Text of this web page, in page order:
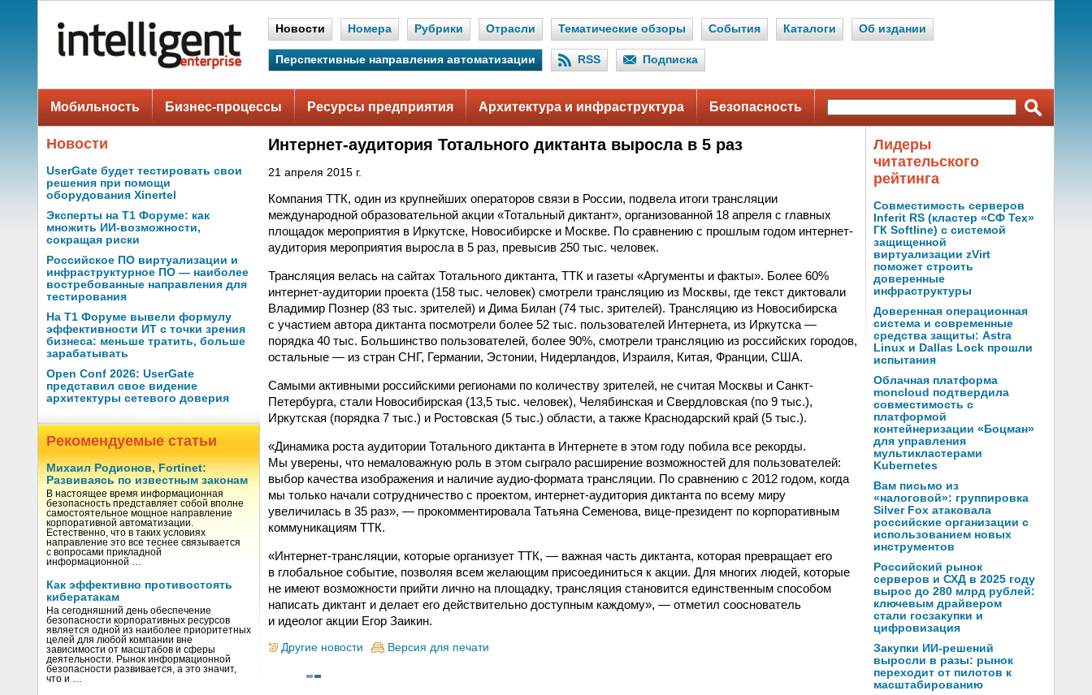
Новости Номера Рубрики Отрасли Тематические обзоры События Каталоги Об издании
Перспективные направления автоматизации RSS Подписка
Мобильность Бизнес-процессы Ресурсы предприятия Архитектура и инфраструктура Безопасность
Новости
UserGate будет тестировать свои
решения при помощи
оборудования Xinertel
Эксперты на Т1 Форуме: как
множить ИИ-возможности,
сокращая риски
Российское ПО виртуализации и
инфраструктурное ПО — наиболее
востребованные направления для
тестирования
На Т1 Форуме вывели формулу
эффективности ИТ с точки зрения
бизнеса: меньше тратить, больше
зарабатывать
Open Conf 2026: UserGate
представил свое видение
архитектуры сетевого доверия
Рекомендуемые статьи
Михаил Родионов, Fortinet:
Развиваясь по известным законам
В настоящее время информационная
безопасность представляет собой вполне
самостоятельное мощное направление
корпоративной автоматизации.
Естественно, что в таких условиях
направление это все теснее связывается
с вопросами прикладной
информационной …
Как эффективно противостоять
кибератакам
На сегодняшний день обеспечение
безопасности корпоративных ресурсов
является одной из наиболее приоритетных
целей для любой компании вне
зависимости от масштабов и сферы
деятельности. Рынок информационной
безопасности развивается, а это значит,
что и …
Интернет-аудитория Тотального диктанта выросла в 5 раз
21 апреля 2015 г.
Компания ТТК, один из крупнейших операторов связи в России, подвела итоги трансляции
международной образовательной акции «Тотальный диктант», организованной 18 апреля с главных
площадок мероприятия в Иркутске, Новосибирске и Москве. По сравнению с прошлым годом интернет-
аудитория мероприятия выросла в 5 раз, превысив 250 тыс. человек.
Трансляция велась на сайтах Тотального диктанта, ТТК и газеты «Аргументы и факты». Более 60%
интернет-аудитории проекта (158 тыс. человек) смотрели трансляцию из Москвы, где текст диктовали
Владимир Познер (83 тыс. зрителей) и Дима Билан (74 тыс. зрителей). Трансляцию из Новосибирска
с участием автора диктанта посмотрели более 52 тыс. пользователей Интернета, из Иркутска —
порядка 40 тыс. Большинство пользователей, более 90%, смотрели трансляцию из российских городов,
остальные — из стран СНГ, Германии, Эстонии, Нидерландов, Израиля, Китая, Франции, США.
Самыми активными российскими регионами по количеству зрителей, не считая Москвы и Санкт-
Петербурга, стали Новосибирская (13,5 тыс. человек), Челябинская и Свердловская (по 9 тыс.),
Иркутская (порядка 7 тыс.) и Ростовская (5 тыс.) области, а также Краснодарский край (5 тыс.).
«Динамика роста аудитории Тотального диктанта в Интернете в этом году побила все рекорды.
Мы уверены, что немаловажную роль в этом сыграло расширение возможностей для пользователей:
выбор качества изображения и наличие аудио-формата трансляции. По сравнению с 2012 годом, когда
мы только начали сотрудничество с проектом, интернет-аудитория диктанта по всему миру
увеличилась в 35 раз», — прокомментировала Татьяна Семенова, вице-президент по корпоративным
коммуникациям ТТК.
«Интернет-трансляции, которые организует ТТК, — важная часть диктанта, которая превращает его
в глобальное событие, позволяя всем желающим присоединиться к акции. Для многих людей, которые
не имеют возможности прийти лично на площадку, трансляция становится единственным способом
написать диктант и делает его действительно доступным каждому», — отметил сооснователь
и идеолог акции Егор Заикин.
Другие новости Версия для печати
Лидеры
читательского
рейтинга
Совместимость серверов
Inferit RS (кластер «СФ Тех»
ГК Softline) с системой
защищенной
виртуализации zVirt
поможет строить
доверенные
инфраструктуры
Доверенная операционная
система и современные
средства защиты: Astra
Linux и Dallas Lock прошли
испытания
Облачная платформа
moncloud подтвердила
совместимость с
платформой
контейнеризации «Боцман»
для управления
мультикластерами
Kubernetes
Вам письмо из
«налоговой»: группировка
Silver Fox атаковала
российские организации с
использованием новых
инструментов
Российский рынок
серверов и СХД в 2025 году
вырос до 280 млрд рублей:
ключевым драйвером
стали госзакупки и
цифровизация
Закупки ИИ-решений
выросли в разы: рынок
переходит от пилотов к
масштабированию